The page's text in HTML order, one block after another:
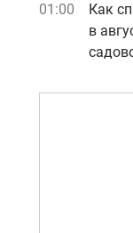
01:00
Как
в